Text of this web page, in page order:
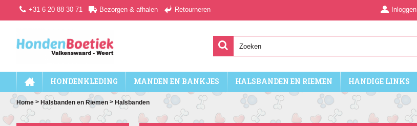
+31 6 20 88 30 71 Bezorgen & afhalen Retourneren Inloggen
HONDENKLEDING MANDEN EN BANKJES HALSBANDEN EN RIEMEN HANDIGE LINKS
Home > Halsbanden en Riemen > Halsbanden